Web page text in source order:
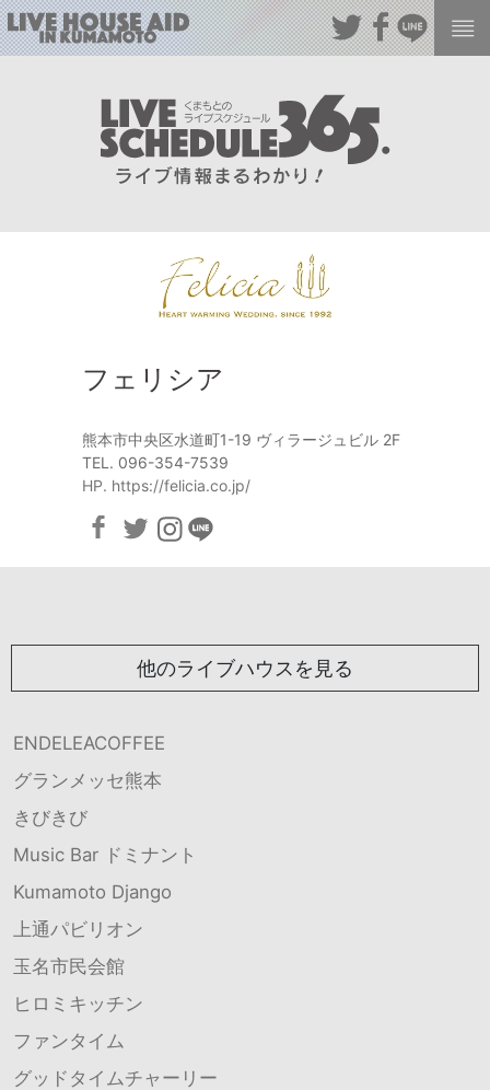
フェリシア
熊本市中央区水道町1-19 ヴィラージュビル 2F
TEL. 096-354-7539
HP. https://felicia.co.jp/
他のライブハウスを見る
ENDELEACOFFEE
グランメッセ熊本
きびきび
Music Bar ドミナント
Kumamoto Django
上通パビリオン
玉名市民会館
ヒロミキッチン
ファンタイム
グッドタイムチャーリー